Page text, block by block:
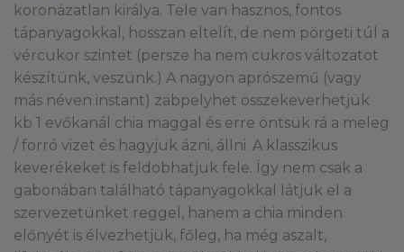
koronázatlan királya. Tele van hasznos, fontos
tápanyagokkal, hosszan eltelít, de nem pörgeti túl a
vércukor szintet (persze ha nem cukros változatot
készítünk, veszünk.) A nagyon aprószemű (vagy
más néven instant) zabpelyhet összekeverhetjük
kb 1 evőkanál chia maggal és erre öntsük rá a meleg
/ forró vizet és hagyjuk ázni, állni. A klasszikus
keverékeket is feldobhatjuk fele. Így nem csak a
gabonában található tápanyagokkal látjuk el a
szervezetünket reggel, hanem a chia minden
előnyét is élvezhetjük, főleg, ha még aszalt,